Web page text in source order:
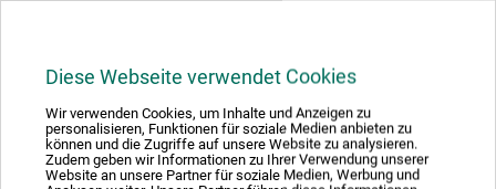
Diese Webseite verwendet Cookies
Wir verwenden Cookies, um Inhalte und Anzeigen zu
personalisieren, Funktionen für soziale Medien anbieten zu
können und die Zugriffe auf unsere Website zu analysieren.
Zudem geben wir Informationen zu Ihrer Verwendung unserer
Website an unsere Partner für soziale Medien, Werbung und
Mount
fra144,00 DKK *